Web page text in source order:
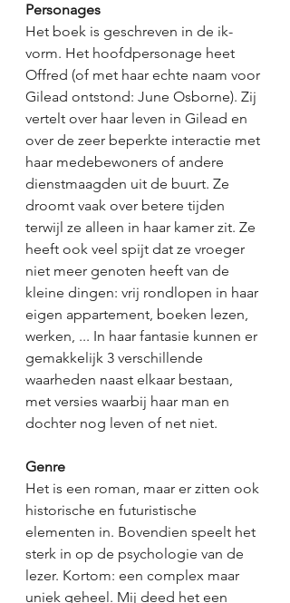
Personages
Het boek is geschreven in de ik-
vorm. Het hoofdpersonage heet
Offred (of met haar echte naam voor
Gilead ontstond: June Osborne). Zij
vertelt over haar leven in Gilead en
over de zeer beperkte interactie met
haar medebewoners of andere
dienstmaagden uit de buurt. Ze
droomt vaak over betere tijden
terwijl ze alleen in haar kamer zit. Ze
heeft ook veel spijt dat ze vroeger
niet meer genoten heeft van de
kleine dingen: vrij rondlopen in haar
eigen appartement, boeken lezen,
werken, ... In haar fantasie kunnen er
gemakkelijk 3 verschillende
waarheden naast elkaar bestaan,
met versies waarbij haar man en
dochter nog leven of net niet.
Genre
Het is een roman, maar er zitten ook
historische en futuristische
elementen in. Bovendien speelt het
sterk in op de psychologie van de
lezer. Kortom: een complex maar
uniek geheel. Mij deed het een